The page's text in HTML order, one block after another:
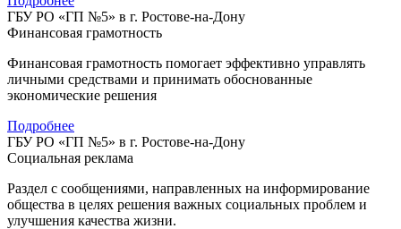
ГБУ РО «ГП №5» в г. Ростове-на-Дону
Финансовая грамотность
Финансовая грамотность помогает эффективно управлять
личными средствами и принимать обоснованные
экономические решения
Подробнее
ГБУ РО «ГП №5» в г. Ростове-на-Дону
Социальная реклама
Раздел с сообщениями, направленных на информирование
общества в целях решения важных социальных проблем и
улучшения качества жизни.